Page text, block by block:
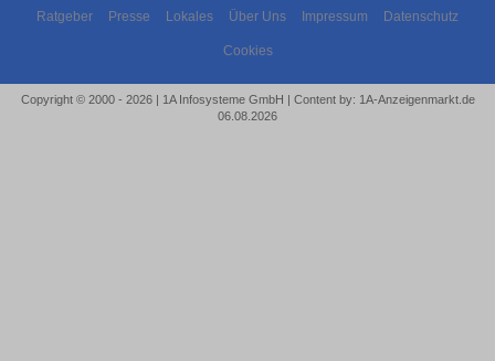
Ratgeber Presse Lokales Über Uns Impressum Datenschutz
Cookies
Copyright © 2000 - 2026 | 1A Infosysteme GmbH | Content by: 1A-Anzeigenmarkt.de
06.08.2026